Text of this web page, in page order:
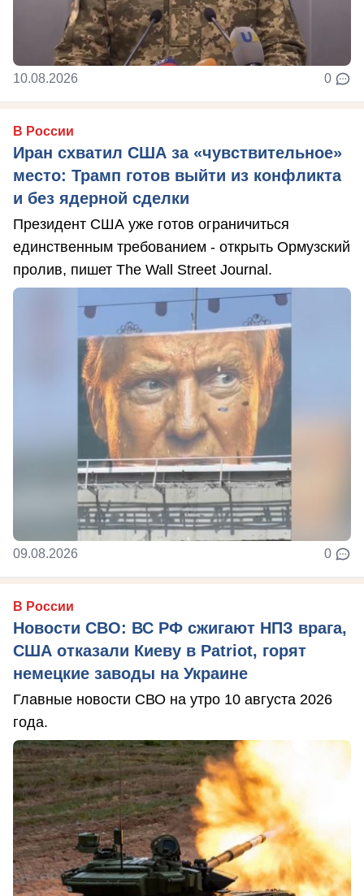
10.08.2026 0
В России
Иран схватил США за «чувствительное»
место: Трамп готов выйти из конфликта
и без ядерной сделки
Президент США уже готов ограничиться
единственным требованием - открыть Ормузский
пролив, пишет The Wall Street Journal.
09.08.2026 0
В России
Новости СВО: ВС РФ сжигают НПЗ врага,
США отказали Киеву в Patriot, горят
немецкие заводы на Украине
Главные новости СВО на утро 10 августа 2026
года.